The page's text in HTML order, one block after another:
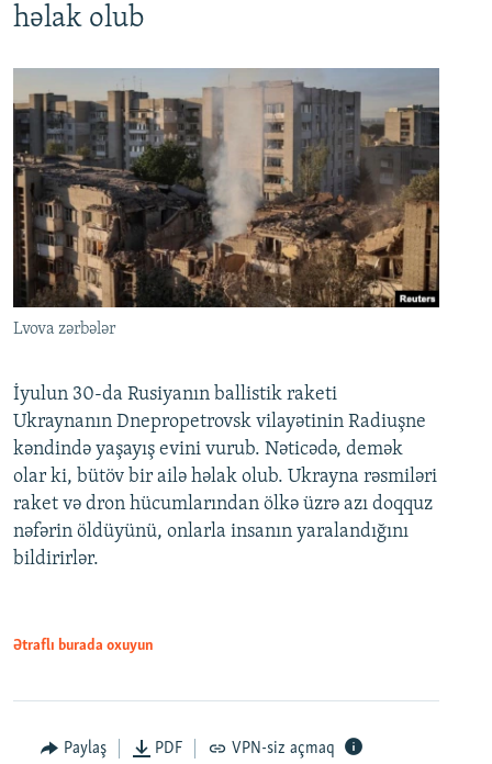
həlak olub
Lvova zərbələr
İyulun 30-da Rusiyanın ballistik raketi
Ukraynanın Dnepropetrovsk vilayətinin Radiuşne
kəndində yaşayış evini vurub. Nəticədə, demək
olar ki, bütöv bir ailə həlak olub. Ukrayna rəsmiləri
raket və dron hücumlarından ölkə üzrə azı doqquz
nəfərin öldüyünü, onlarla insanın yaralandığını
bildirirlər.
Ətraflı burada oxuyun
Paylaş PDF VPN-siz açmaq